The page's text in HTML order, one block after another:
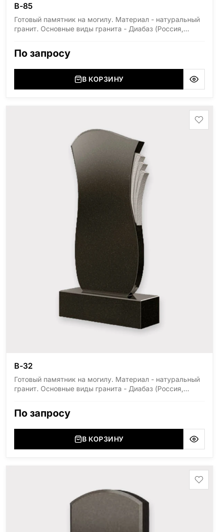
В-85
Готовый памятник на могилу. Материал - натуральный
гранит. Основные виды гранита - Диабаз (Россия,
(Украина, Житомерская область), Лабродарит
(Украина, Житомерская область), Сюксюансаари
(Россия, Карелия), Амфиболит (Россия, Мурманская
минимальные стандартные размеры: Стела: 80x40x5
По запросу
В КОРЗИНУ
В-32
Готовый памятник на могилу. Материал - натуральный
гранит. Основные виды гранита - Диабаз (Россия,
(Украина, Житомерская область), Лабродарит
(Украина, Житомерская область), Сюксюансаари
(Россия, Карелия), Амфиболит (Россия, Мурманская
минимальные стандартные размеры: Стела: 80x40x5
По запросу
В КОРЗИНУ